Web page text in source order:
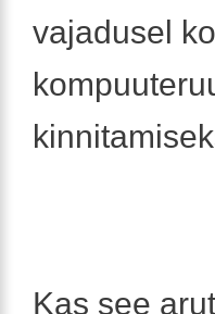
vajadusel
Kas see